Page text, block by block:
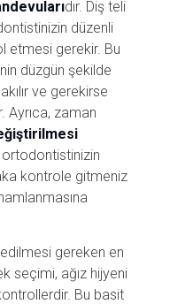
dır. Diş teli
düzenli
etmesi gerekir. Bu
düzgün şekilde
ve gerekirse
Ayrıca, zaman
kontrole gitmeniz
gereken en
seçimi, ağız hijyeni
Bu basit